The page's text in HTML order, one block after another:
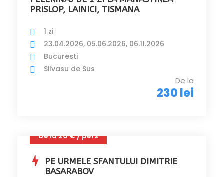
PRISLOP, LAINICI, TISMANA
De la
230 lei
1 zi
23.04.2026, 05.06.2026, 06.11.2026
Bucuresti
Silvasu de Sus
De la 20 € / pers
PE URMELE SFANTULUI DIMITRIE
BASARABOV